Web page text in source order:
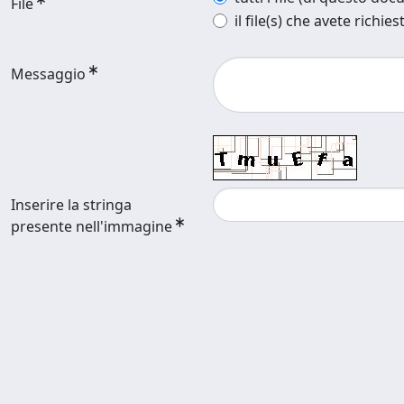
il file(s) che avete
Messaggio
Inserire la stringa
presente nell'immagine